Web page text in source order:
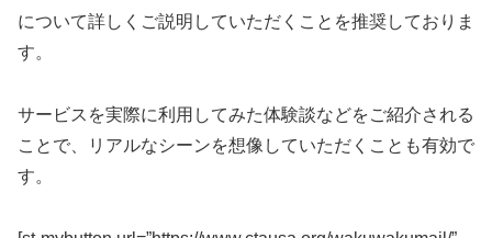
について詳しくご説明していただくことを推奨しておりま
す。
サービスを実際に利用してみた体験談などをご紹介される
ことで、リアルなシーンを想像していただくことも有効で
す。